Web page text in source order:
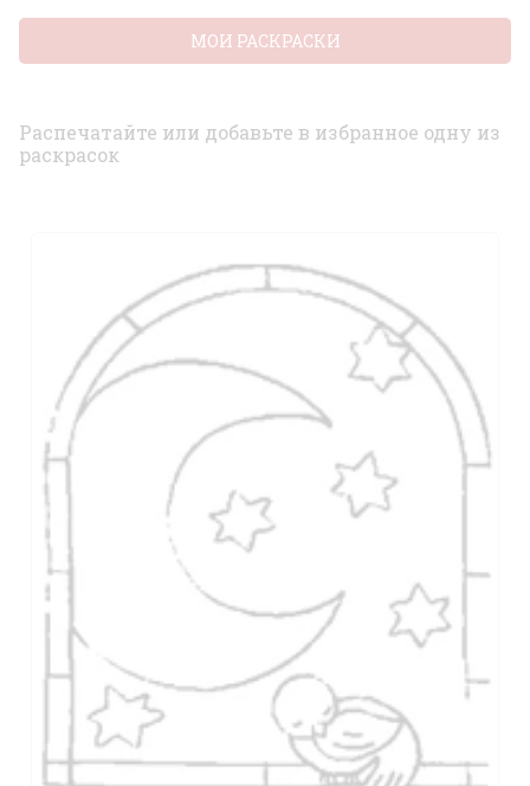
Распечатайте или добавьте в избранное одну из
раскрасок
МОИ РАСКРАСКИ